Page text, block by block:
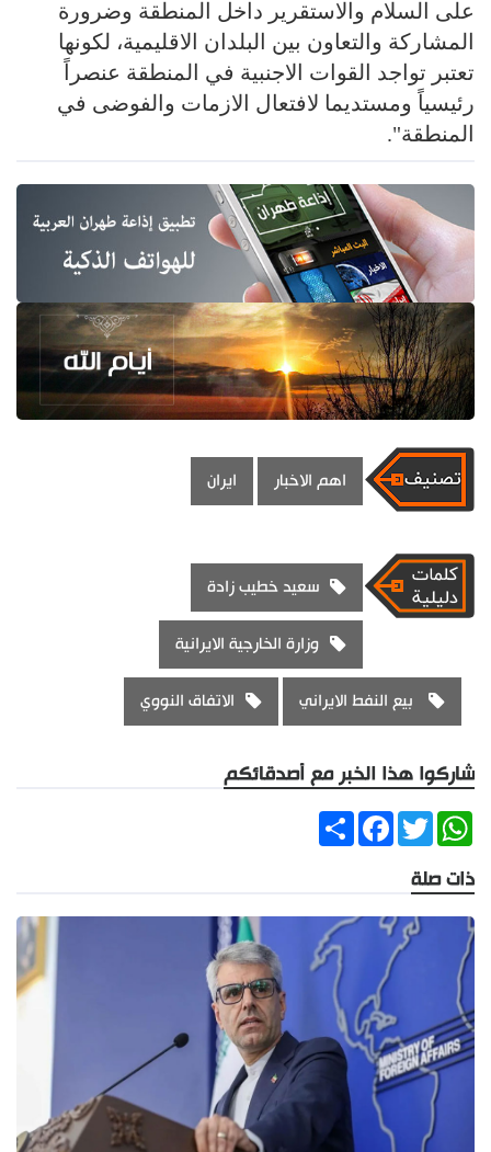
على السلام والاستقرير داخل المنطقة وضرورة
المشاركة والتعاون بين البلدان الاقليمية، لكونها
تعتبر تواجد القوات الاجنبية في المنطقة عنصراً
رئيسياً ومستديما لافتعال الازمات والفوضى في
المنطقة".
اهم الاخبار ايران
سعيد خطيب زادة
وزارة الخارجية الايرانية
بيع النفط الايراني الاتفاق النووي
شاركوا هذا الخبر مع أصدقائكم
ShareFacebookTwitter
WhatsApp
ذات صلة